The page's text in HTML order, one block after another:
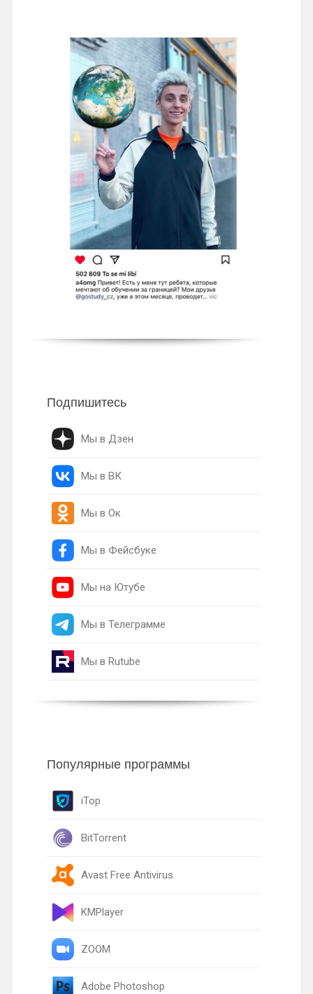
Подпишитесь
Мы в Дзен
Мы в ВК
Мы в Ок
Мы в Фейсбуке
Мы на Ютубе
Мы в Телеграмме
Мы в Rutube
Популярные программы
iTop
BitTorrent
Avast Free Antivirus
KMPlayer
ZOOM
Adobe Photoshop